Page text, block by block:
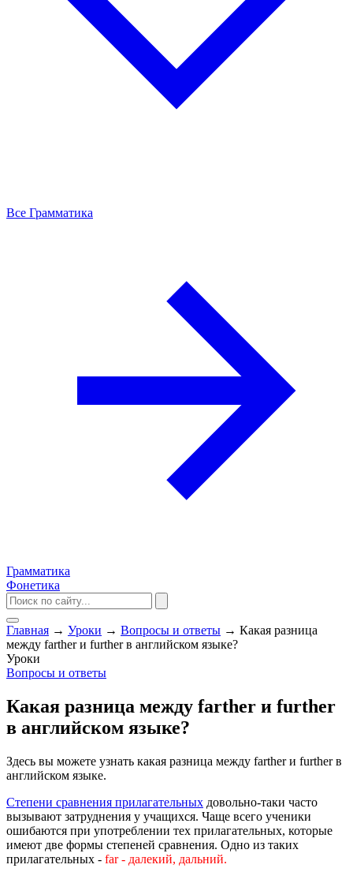
Все Грамматика
Грамматика
Фонетика
Главная → Уроки → Вопросы и ответы → Какая разница
между farther и further в английском языке?
Уроки
Вопросы и ответы
Какая разница между farther и further
в английском языке?
Здесь вы можете узнать какая разница между farther и further в
английском языке.
Степени сравнения прилагательных довольно-таки часто
вызывают затруднения у учащихся. Чаще всего ученики
ошибаются при употреблении тех прилагательных, которые
имеют две формы степеней сравнения. Одно из таких
прилагательных - far - далекий, дальний.